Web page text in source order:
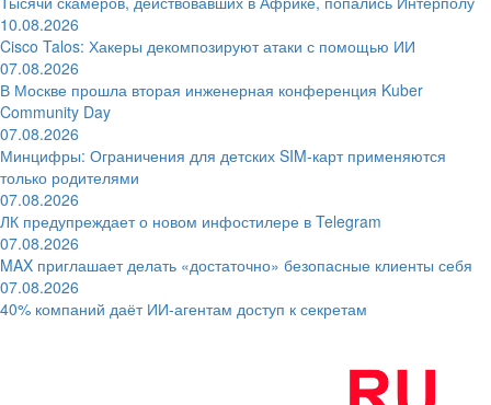
10.08.2026
Cisco Talos: Хакеры декомпозируют атаки с помощью ИИ
07.08.2026
В Москве прошла вторая инженерная конференция Kuber
Community Day
07.08.2026
Минцифры: Ограничения для детских SIM-карт применяются
только родителями
07.08.2026
ЛК предупреждает о новом инфостилере в Telegram
07.08.2026
MAX приглашает делать «достаточно» безопасные клиенты себя
07.08.2026
40% компаний даёт ИИ‑агентам доступ к секретам